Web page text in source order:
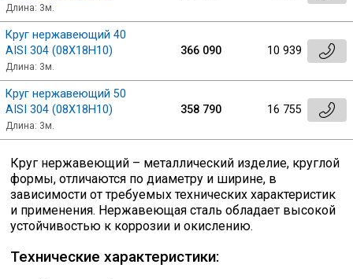
Остальное
Нержавейка
Длина: 3м.
Круг нержавеющий 40
AISI 304 (08Х18Н10)
Длина: 3м.
366 090 10 939
Круг нержавеющий 50
AISI 304 (08Х18Н10)
Длина: 3м.
358 790 16 755
Круг нержавеющий – металлический изделие, круглой
формы, отличаются по диаметру и ширине, в
зависимости от требуемых технических характеристик
и применения. Нержавеющая сталь обладает высокой
устойчивостью к коррозии и окислению.
Технические характеристики: